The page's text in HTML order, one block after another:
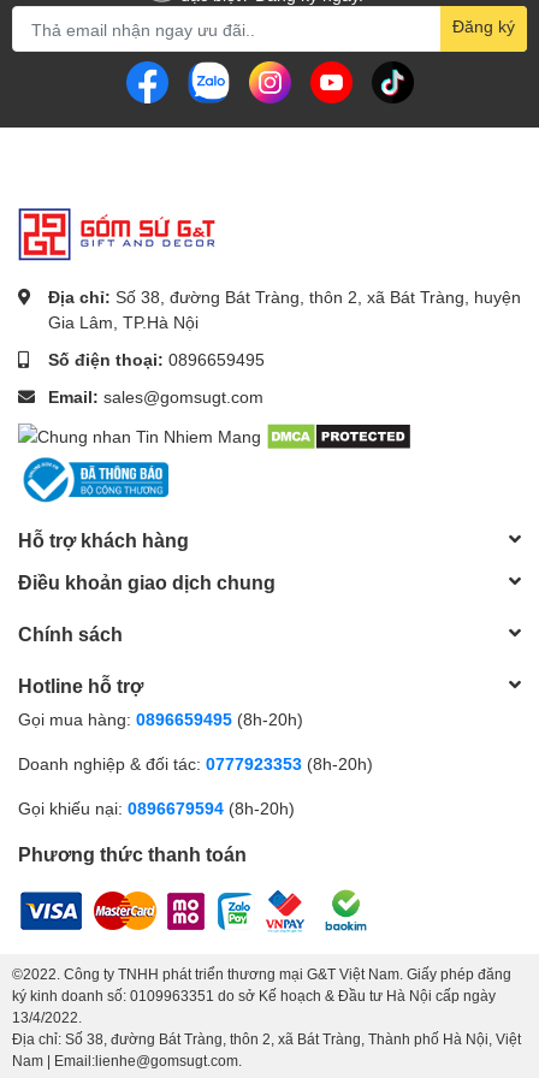
Thông tin chi tiết
Kích thước
Cao 26 cm
Miệng 9 cm
Họa tiết
Thành phần
Màu sắc
Trắng
Gốm sứ cao cấp
In logo
Đăng ký
Địa chỉ: Số 38, đường Bát Tràng, thôn 2, xã Bát Tràng, huyện
Gia Lâm, TP.Hà Nội
Số điện thoại: 0896659495
Email: sales@gomsugt.com
Hỗ trợ khách hàng
Điều khoản giao dịch chung
Chính sách
Hotline hỗ trợ
Gọi mua hàng: 0896659495 (8h-20h)
Doanh nghiệp & đối tác: 0777923353 (8h-20h)
Gọi khiếu nại: 0896679594 (8h-20h)
Phương thức thanh toán
©2022. Công ty TNHH phát triển thương mại G&T Việt Nam. Giấy phép đăng
ký kinh doanh số: 0109963351 do sở Kế hoạch & Đầu tư Hà Nội cấp ngày
13/4/2022.
Địa chỉ: Số 38, đường Bát Tràng, thôn 2, xã Bát Tràng, Thành phố Hà Nội, Việt
Nam | Email:lienhe@gomsugt.com.